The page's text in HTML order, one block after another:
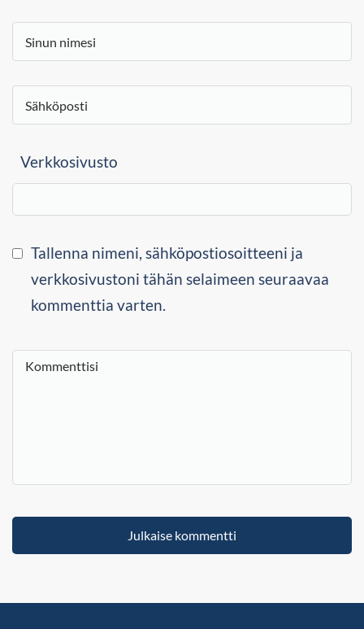
Verkkosivusto
Tallenna nimeni, sähköpostiosoitteeni ja
verkkosivustoni tähän selaimeen seuraavaa
kommenttia varten.